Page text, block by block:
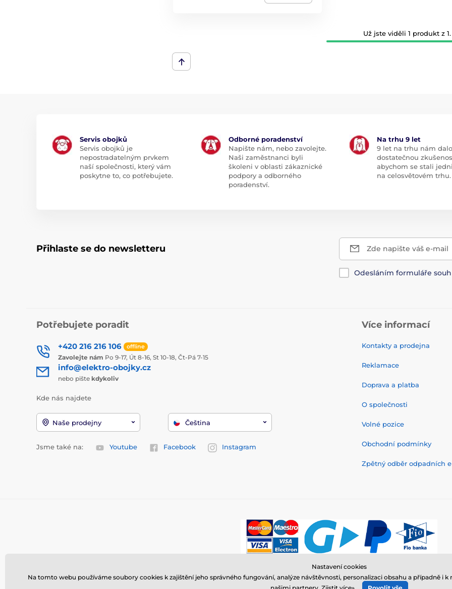
Už jste viděli 1 produkt z 1.
Servis obojků
Servis obojků je
nepostradatelným prvkem
naší společnosti, který vám
poskytne to, co potřebujete.
Odborné poradenství
Napište nám, nebo zavolejte.
Naši zaměstnanci byli
školeni v oblasti zákaznické
podpory a odborného
poradenství.
Na trhu 9 let
9 let na trhu nám dalo
dostatečnou
abychom se stali
na celosvětovém trhu.
Přihlaste se do newsletteru Zde napište váš e-mail
Odesláním formuláře
Potřebujete poradit
+420 216 216 106 offline
Zavolejte nám Po 9-17, Út 8-16, St 10-18, Čt-Pá 7-15
info@elektro-obojky.cz
nebo pište kdykoliv
Kde nás najdete
Naše prodejny Čeština
Jsme také na: Youtube Facebook Instagram
Více informací
Kontakty a prodejna
Reklamace
Doprava a platba
O společnosti
Volné pozice
Obchodní podmínky
Zpětný odběr odpadních
© 2026 www.elektro-obojky.cz ⦁ E-shop vytvořila
Nastavení cookies
Na tomto webu používáme soubory cookies k zajištění jeho správného fungování, analýze návštěvnosti, personalizaci obsahu a případně i